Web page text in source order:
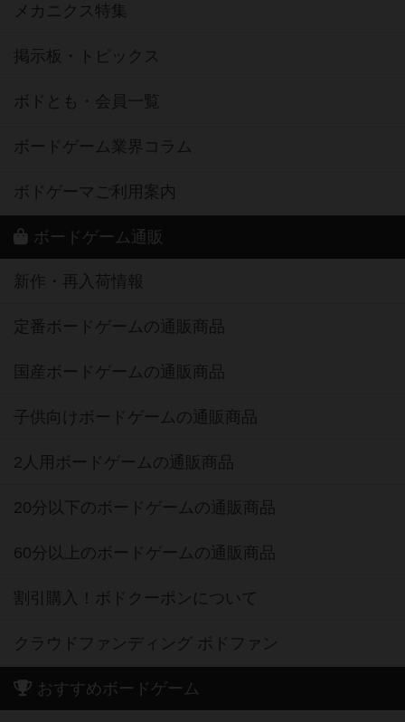
メカニクス特集
掲示板・トピックス
ボドとも・会員一覧
ボードゲーム業界コラム
ボドゲーマご利用案内
ボードゲーム通販
新作・再入荷情報
定番ボードゲームの通販商品
国産ボードゲームの通販商品
子供向けボードゲームの通販商品
2人用ボードゲームの通販商品
20分以下のボードゲームの通販商品
60分以上のボードゲームの通販商品
割引購入！ボドクーポンについて
クラウドファンディング ボドファン
おすすめボードゲーム